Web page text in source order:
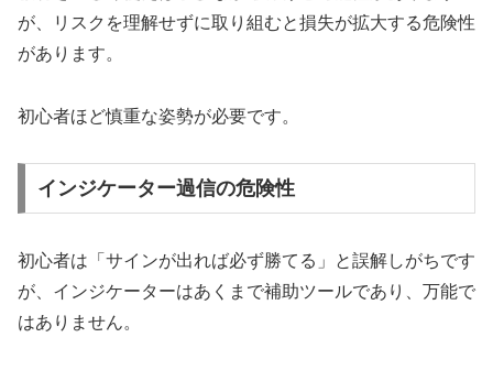
が、リスクを理解せずに取り組むと損失が拡大する危険性
があります。
初心者ほど慎重な姿勢が必要です。
インジケーター過信の危険性
初心者は「サインが出れば必ず勝てる」と誤解しがちです
が、インジケーターはあくまで補助ツールであり、万能で
はありません。